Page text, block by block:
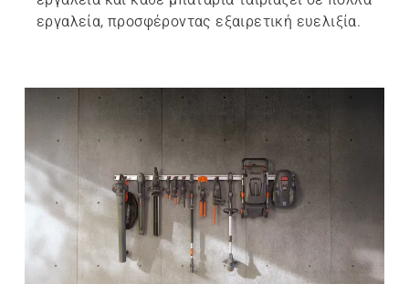
εργαλεία, προσφέροντας εξαιρετική ευελιξία.